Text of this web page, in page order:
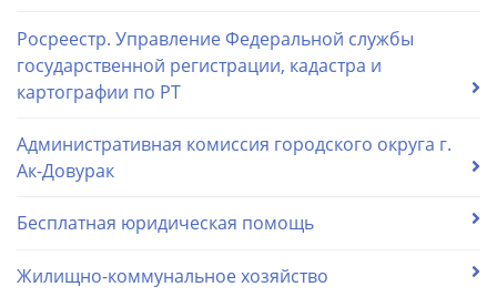
Росреестр. Управление Федеральной службы
государственной регистрации, кадастра и
картографии по РТ
Административная комиссия городского округа г.
Ак-Довурак
Бесплатная юридическая помощь
Жилищно-коммунальное хозяйство